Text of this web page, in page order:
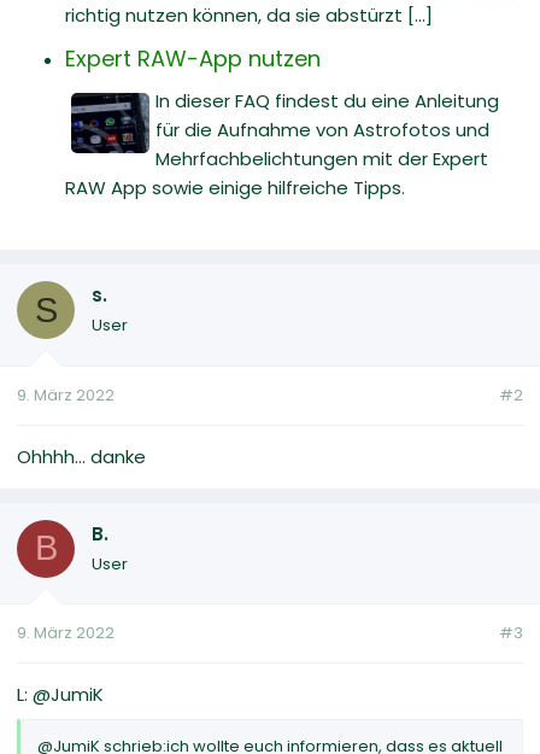
richtig nutzen können, da sie abstürzt [...]
Expert RAW-App nutzen
In dieser FAQ findest du eine Anleitung
für die Aufnahme von Astrofotos und
Mehrfachbelichtungen mit der Expert
RAW App sowie einige hilfreiche Tipps.
S s.
User
9. März 2022 #2
Ohhhh... danke
B B.
User
9. März 2022 #3
L: @JumiK
@JumiK schrieb:ich wollte euch informieren, dass es aktuell